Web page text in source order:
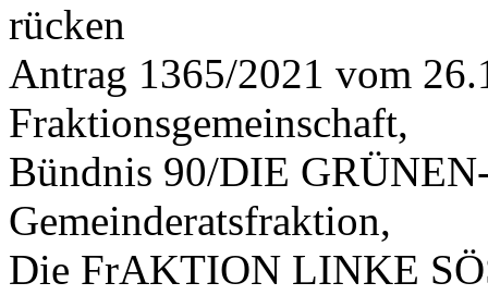
rücken
Antrag 1365/2021 vom
Fraktionsgemeinschaft,
Bündnis 90/DIE
Gemeinderatsfraktion,
Die FrAKTION LINKE